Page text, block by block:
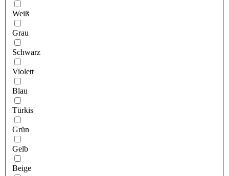
Weiß
Grau
Schwarz
Violett
Blau
Türkis
Grün
Gelb
Beige